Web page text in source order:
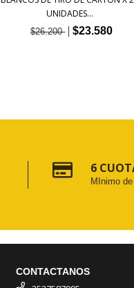
UNIDADES...
$26.200 $23.580
6
MInimo
CONTACTANOS